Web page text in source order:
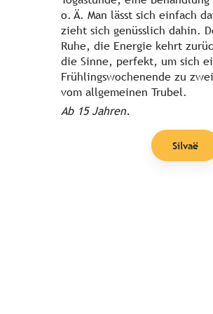
o. Ä. Man lässt sich einfach
zieht sich genüsslich dahin.
Ruhe, die Energie kehrt
die Sinne, perfekt, um sich
Frühlingswochenende zu
vom allgemeinen Trubel.
Ab 15 Jahren.
Silvaë